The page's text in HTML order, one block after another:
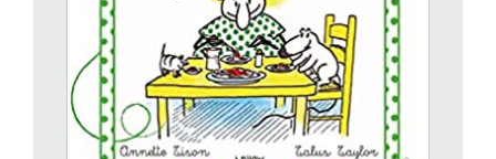
leggere delle storie! E che dire di quando va via la luce in casa
e nell’agitazione si combina qualche guaio? O di quando si
trova un gattino e Ricotta è un po’ gelosa? Piccoli episodi che
portano sempre il conforto di una soluzione, trovata con
pazienza e saggezza, e che nella loro semplicità riescono ad
essere anche appassionanti e divertenti. Nella stessa bella